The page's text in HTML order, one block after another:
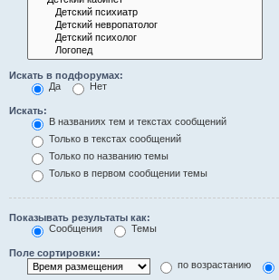
Искать в подфорумах:
Да
Нет
Искать:
В названиях тем и текстах сообщений
Только в текстах сообщений
Только по названию темы
Только в первом сообщении темы
Показывать результаты как:
Сообщения
Темы
Поле сортировки:
по возрастанию